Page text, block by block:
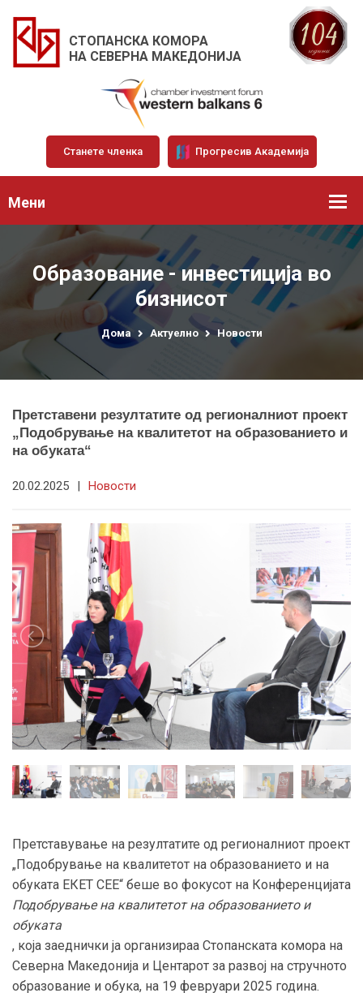
СТОПАНСКА КОМОРА
НА СЕВЕРНА МАКЕДОНИЈА
Станете членка Прогресив Академија
Мени
Образование - инвестиција во
бизнисот
Дома Актуелно Новости
Претставени резултатите од регионалниот проект
„Подобрување на квалитетот на образованието и
на обуката“
20.02.2025 | Новости
Претставување на резултатите од регионалниот проект
„Подобрување на квалитетот на образованието и на
обуката ЕКЕТ СЕЕ“ беше во фокусот на Конференцијата
Подобрување на квалитетот на образованието и
обуката
, која заеднички ја организираа Стопанската комора на
Северна Македонија и Центарот за развој на стручното
образование и обука, на 19 февруари 2025 година.